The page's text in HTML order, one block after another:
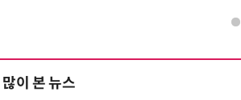
이 본 뉴스